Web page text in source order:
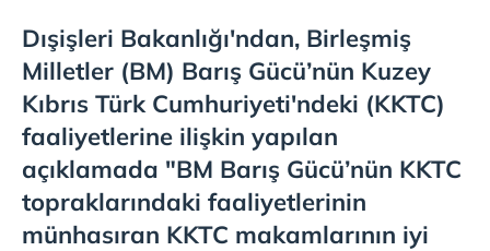
Dışişleri Bakanlığı'ndan, Birleşmiş
Milletler (BM) Barış Gücü’nün Kuzey
Kıbrıs Türk Cumhuriyeti'ndeki (KKTC)
faaliyetlerine ilişkin yapılan
açıklamada "BM Barış Gücü’nün KKTC
topraklarındaki faaliyetlerinin
münhasıran KKTC makamlarının iyi